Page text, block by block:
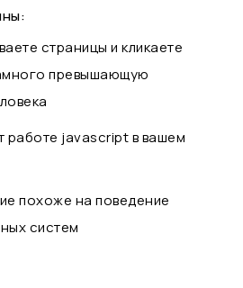
страницы и кликаете
превышающую
работе javascript в вашем
похоже на поведение
систем